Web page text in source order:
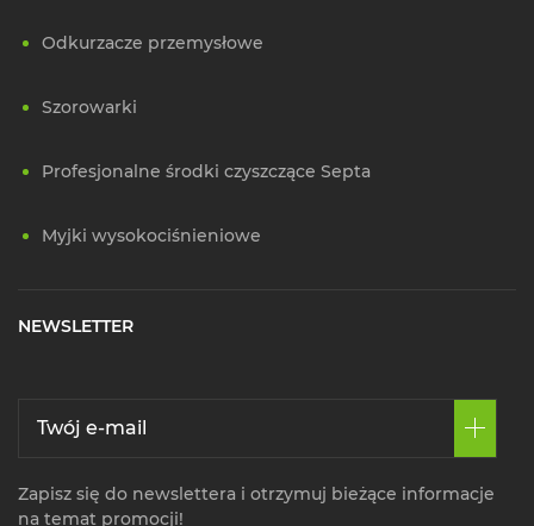
Odkurzacze przemysłowe
Szorowarki
Profesjonalne środki czyszczące Septa
Myjki wysokociśnieniowe
NEWSLETTER
Zapisz się do newslettera i otrzymuj bieżące informacje
na temat promocji!